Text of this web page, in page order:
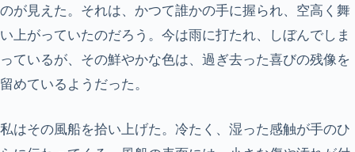
のが見えた。それは、かつて誰かの手に握られ、空高く舞
い上がっていたのだろう。今は雨に打たれ、しぼんでしま
っているが、その鮮やかな色は、過ぎ去った喜びの残像を
留めているようだった。
私はその風船を拾い上げた。冷たく、湿った感触が手のひ